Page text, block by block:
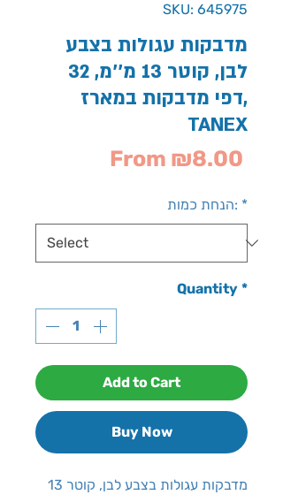
SKU: 645975
מדבקות עגולות בצבע
לבן, קוטר 13 מ''מ, 32
דפי מדבקות במארז,
TANEX
From ₪8.00
הנחת כמות: *
Quantity *
Add to Cart
Buy Now
מדבקות עגולות בצבע לבן, קוטר 13